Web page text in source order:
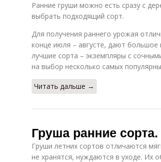
Ранние груши можно есть сразу с
выбрать подходящий сорт.
Для получения раннего урожая
конце июля – августе, дают
лучшие сорта – экземпляры с
на выбор несколько самых
Читать дальше →
Груша ранние
Груши летних сортов отличаются
не хранятся, нуждаются в уходе. Их